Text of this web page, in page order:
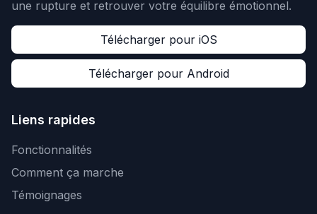
une rupture et retrouver votre équilibre émotionnel.
Télécharger pour iOS
Télécharger pour Android
Liens rapides
Fonctionnalités
Comment ça marche
Témoignages